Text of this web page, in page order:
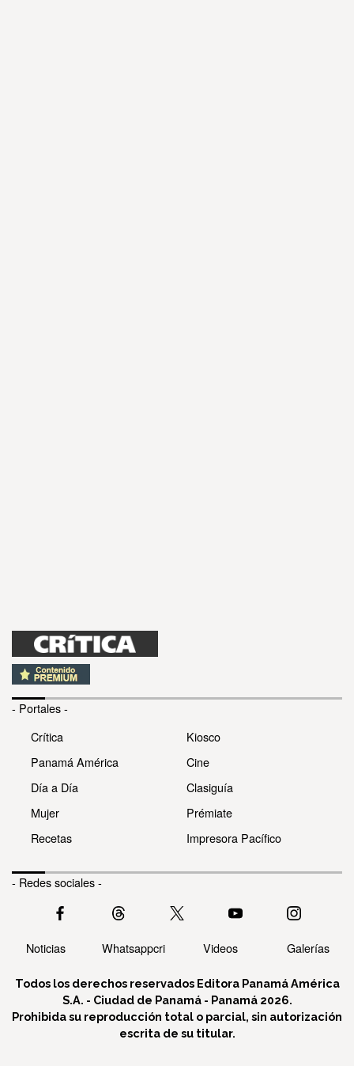
- Portales -
Crítica
Panamá América
Día a Día
Mujer
Recetas
Kiosco
Cine
Clasiguía
Prémiate
Impresora Pacífico
- Redes sociales -
Noticias Whatsappcri Videos Galerías
Todos los derechos reservados Editora Panamá América
S.A. - Ciudad de Panamá - Panamá 2026.
Prohibida su reproducción total o parcial, sin autorización
escrita de su titular.